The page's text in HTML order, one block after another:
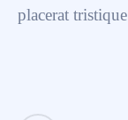
placerat